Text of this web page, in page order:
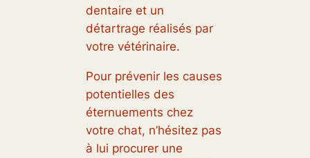
dentaire et un
détartrage réalisés par
votre vétérinaire.
Pour prévenir les causes
potentielles des
éternuements chez
votre chat, n’hésitez pas
à lui procurer une